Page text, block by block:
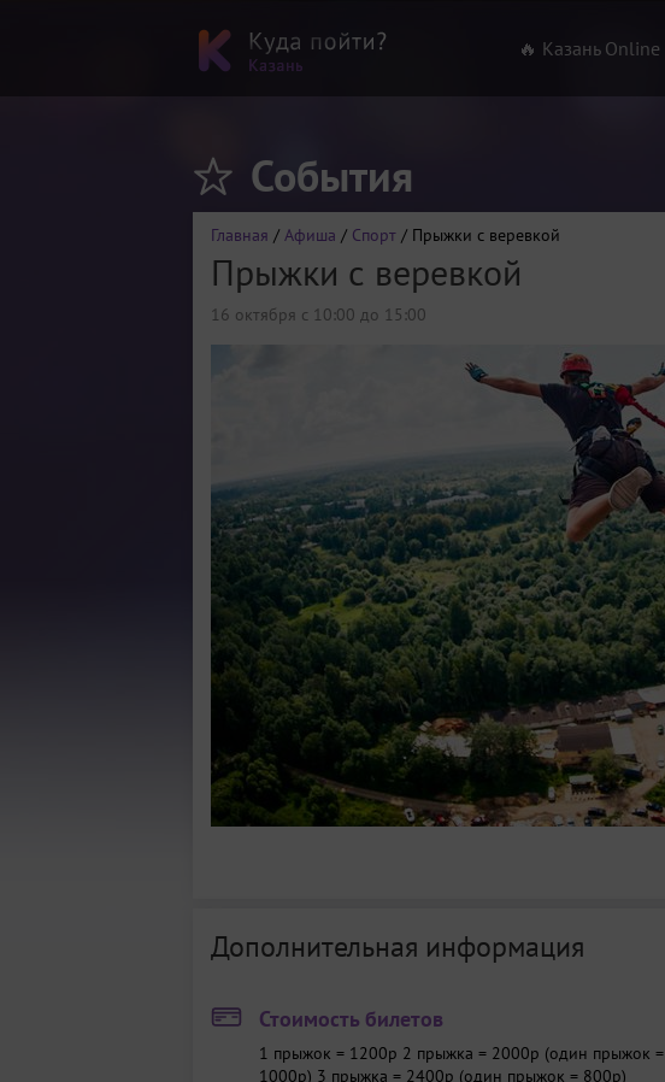
🔥 Казань Online
События
Главная / Афиша / Спорт / Прыжки с веревкой
Прыжки с веревкой
16 октября с 10:00 до 15:00
Дополнительная информация
Стоимость билетов
1 прыжок = 1200р 2 прыжка = 2000р (один прыжок =
1000р) 3 прыжка = 2400р (один прыжок = 800р)